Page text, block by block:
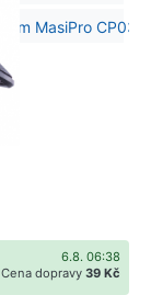
6.8. 06:38
Cena dopravy 39 Kč